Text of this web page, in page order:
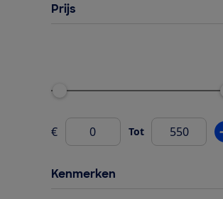
Prijs
€
Van Tot
Kenmerken